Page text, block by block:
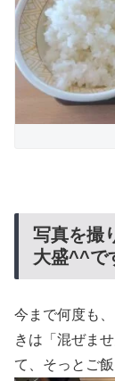
写真を撮
大盛^^で
今まで何度も
きは「混ぜま
て、そっとご